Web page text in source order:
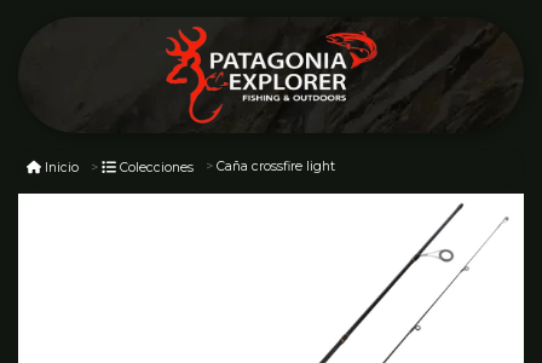
Inicio Colecciones Caña crossfire light